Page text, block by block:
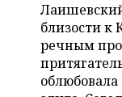
КОМУ
ТОРГОВЫЕ
ТАТАРСТАНА
БЮДЖЕТ
ИНВЕСТИЦИИ
АГРОПРОМ
НЕФТЕХИМИЯ
НОВОСТИ АВТО
БИЗНЕС
НОВОСТИ
ТЕХНОЛОГИИ
близости
речным